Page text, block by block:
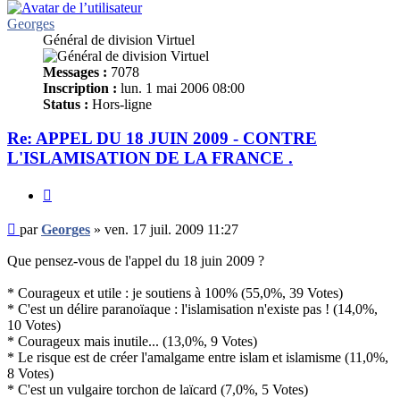
Georges
Général de division Virtuel
Messages : 7078
Inscription : lun. 1 mai 2006 08:00
Status : Hors-ligne
Re: APPEL DU 18 JUIN 2009 - CONTRE
L'ISLAMISATION DE LA FRANCE .
Message
non
lu
parGeorges » ven. 17 juil. 2009 11:27
Que pensez-vous de l'appel du 18 juin 2009 ?
* Courageux et utile : je soutiens à 100% (55,0%, 39 Votes)
* C'est un délire paranoïaque : l'islamisation n'existe pas ! (14,0%,
10 Votes)
* Courageux mais inutile... (13,0%, 9 Votes)
* Le risque est de créer l'amalgame entre islam et islamisme (11,0%,
8 Votes)
* C'est un vulgaire torchon de laïcard (7,0%, 5 Votes)